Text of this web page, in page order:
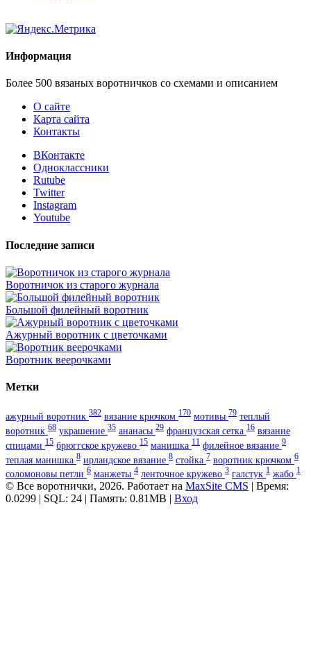
Информация
Более 500 вязаных воротничков со схемами и описанием
О сайте
Карта сайта
Контакты
ВКонтакте
Одноклассники
Rutube
Twitter
Instagram
Youtube
Последние записи
Воротничок из старого журнала
Большой филейный воротник
Ажурный воротник с цветочками
Воротник веерочками
Метки
ажурный воротник 382 вязание крючком 170 мотивы 79 теплый
воротник 68 украшение 35 ананасы 29 французская сетка 16 вязание
спицами 15 брюггское кружево 15 манишка 11 филейное вязание 9
теплая манишка 8 ирландское вязание 8 стойка 7 воротник крючком 6
соломоновы петли 6 манжеты 4 ленточное кружево 3 галстук 1 жабо 1
© Все воротнички, 2026. Работает на MaxSite CMS | Время:
0.0299 | SQL: 24 | Память: 0.81MB | Вход